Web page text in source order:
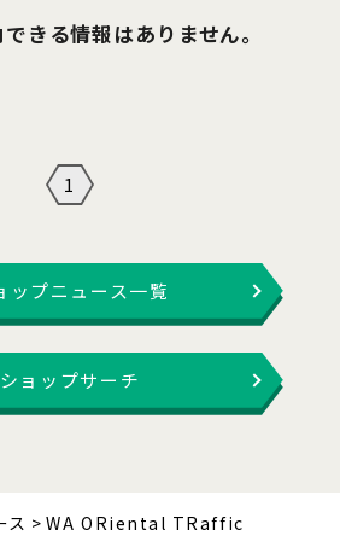
きる情報はありません。
1
ップニュース一覧
ショップサーチ
ス WA ORiental TRaffic